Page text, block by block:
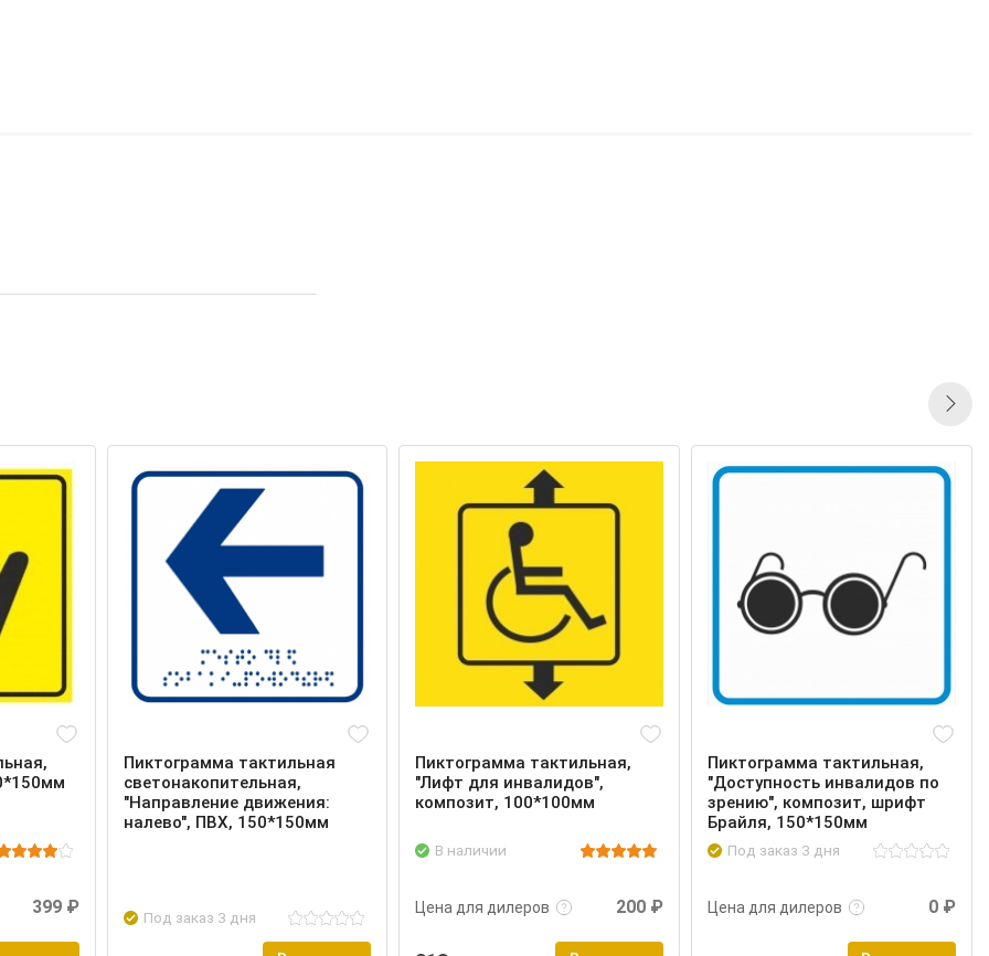
Войти
399 ₽
Пиктограмма тактильная
светонакопительная,
"Направление движения:
налево", ПВХ, 150*150мм
Под заказ 3 дня
Пиктограмма тактильная,
"Лифт для инвалидов",
композит, 100*100мм
В наличии
Цена для дилеров
Подробнее Войти
200 ₽
Пиктограмма тактильная,
"Доступность инвалидов по
зрению", композит, шрифт
Брайля, 150*150мм
Под заказ 3 дня
Цена для дилеров
Подробнее Войти
0 ₽